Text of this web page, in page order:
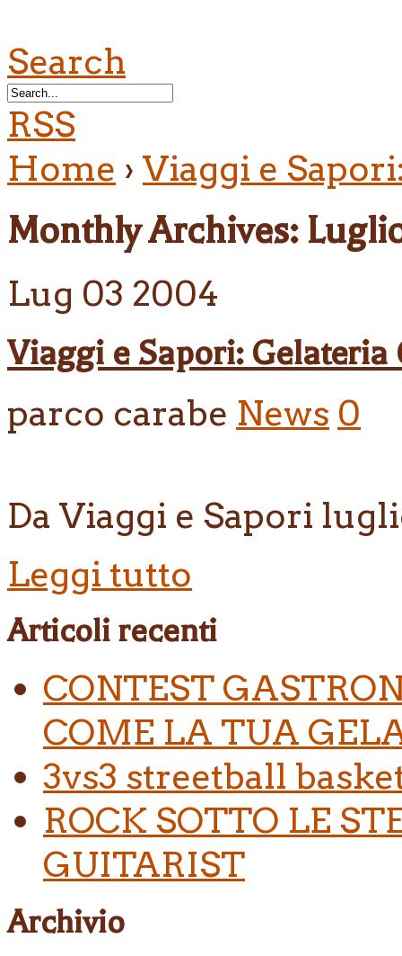
Search
RSS
Home › Viaggi e
Monthly Archives:
Lug 03 2004
Viaggi e Sapori: Gelateria
parco carabe News 0
Da Viaggi e Sapori
Leggi tutto
Articoli recenti
CONTEST
COME LA TUA
3vs3 streetball
ROCK SOTTO LE
GUITARIST
Archivio